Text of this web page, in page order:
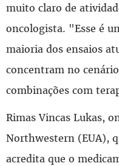
muito claro de
oncologista. "Esse é
maioria dos ensaios
concentram no
combinações com
Rimas Vincas Lukas,
Northwestern (EUA),
acredita que o